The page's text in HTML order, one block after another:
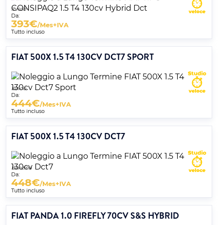
Ibrido
Da:
393€/Mes+IVA
Tutto incluso
FIAT 500X 1.5 T4 130CV DCT7 SPORT
Ibrido
Da:
444€/Mes+IVA
Tutto incluso
FIAT 500X 1.5 T4 130CV DCT7
Benzina
Da:
448€/Mes+IVA
Tutto incluso
FIAT PANDA 1.0 FIREFLY 70CV S&S HYBRID